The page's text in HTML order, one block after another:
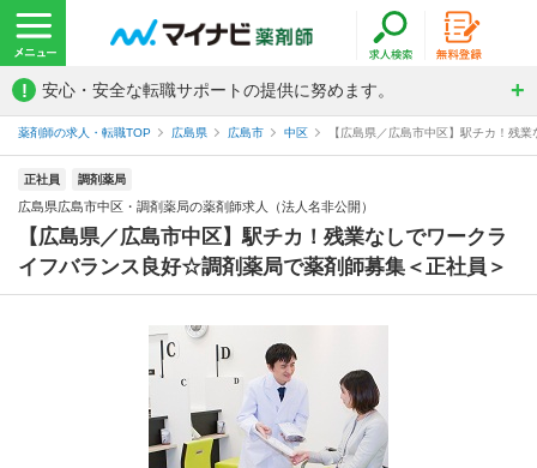
! 安心・安全な転職サポートの提供に努めます。
薬剤師の求人・転職TOP 広島県 広島市 中区 【広島県／広島市中区】駅チカ！残
正社員 調剤薬局
広島県広島市中区・調剤薬局の薬剤師求人（法人名非公開）
【広島県／広島市中区】駅チカ！残業なしでワークラ
イフバランス良好☆調剤薬局で薬剤師募集＜正社員＞